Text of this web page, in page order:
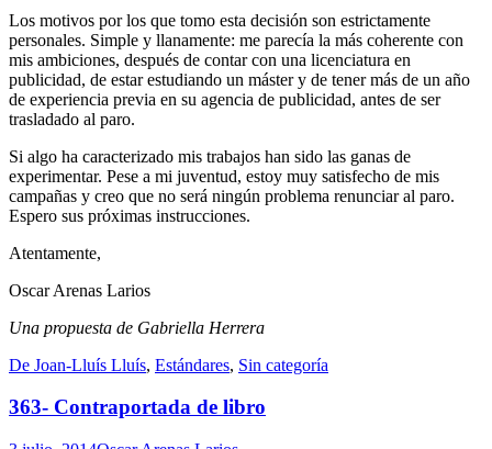
Los motivos por los que tomo esta decisión son estrictamente
personales. Simple y llanamente: me parecía la más coherente con
mis ambiciones, después de contar con una licenciatura en
publicidad, de estar estudiando un máster y de tener más de un año
de experiencia previa en su agencia de publicidad, antes de ser
trasladado al paro.
Si algo ha caracterizado mis trabajos han sido las ganas de
experimentar. Pese a mi juventud, estoy muy satisfecho de mis
campañas y creo que no será ningún problema renunciar al paro.
Espero sus próximas instrucciones.
Atentamente,
Oscar Arenas Larios
Una propuesta de Gabriella Herrera
Standard
De Joan-Lluís Lluís, Estándares, Sin categoría
363- Contraportada de libro